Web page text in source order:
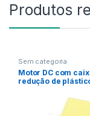
Produtos
Sem categoria
Motor DC com
redução de